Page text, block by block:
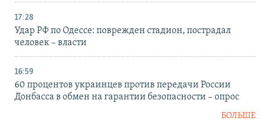
17:28
Удар РФ по Одессе: поврежден стадион, пострадал
человек – власти
16:59
60 процентов украинцев против передачи России
Донбасса в обмен на гарантии безопасности – опрос
БОЛЬШЕ